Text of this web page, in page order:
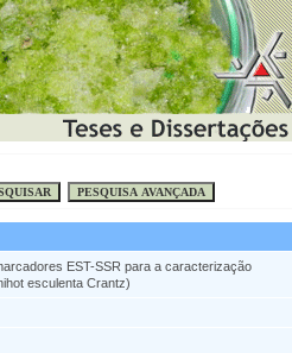
EST-SSR para a caracterização
esculenta Crantz)